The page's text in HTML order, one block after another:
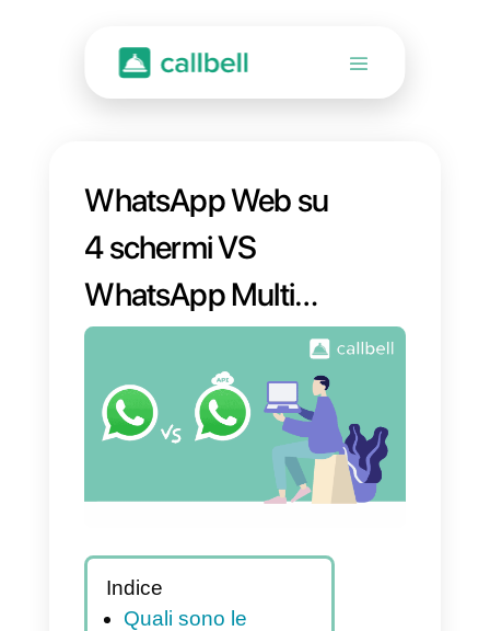
WhatsApp Web su
4 schermi VS
WhatsApp Multi
Agente